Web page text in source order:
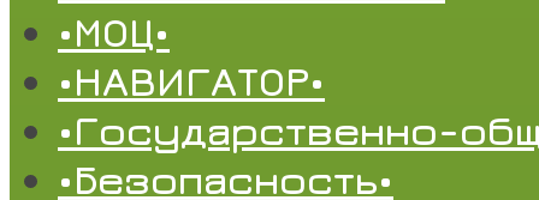
•МОЦ•
•НАВИГАТОР•
•Государственно-
•Безопасность•